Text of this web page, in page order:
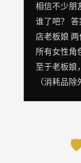
相信不少朋
谁了吧？
店老板娘
所有女性角
至于老板娘
（消耗品除